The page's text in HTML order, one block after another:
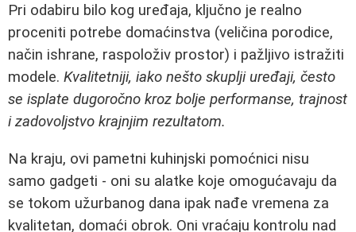
Pri odabiru bilo kog uređaja, ključno je realno
proceniti potrebe domaćinstva (veličina porodice,
način ishrane, raspoloživ prostor) i pažljivo istražiti
modele. Kvalitetniji, iako nešto skuplji uređaji, često
se isplate dugoročno kroz bolje performanse, trajnost
i zadovoljstvo krajnjim rezultatom.
Na kraju, ovi pametni kuhinjski pomoćnici nisu
samo gadgeti - oni su alatke koje omogućavaju da
se tokom užurbanog dana ipak nađe vremena za
kvalitetan, domaći obrok. Oni vraćaju kontrolu nad